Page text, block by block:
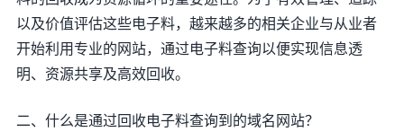
以及价值评估这些电子料，越来越多的相关企业与从业者
开始利用专业的网站，通过电子料查询以便实现信息透
明、资源共享及高效回收。
二、什么是通过回收电子料查询到的域名网站？